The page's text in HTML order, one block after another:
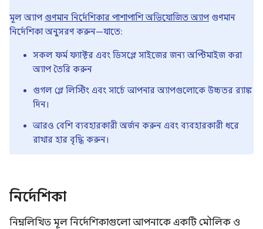
মূল অ্যাপ গুণমান নির্দেশিকার পাশাপাশি অভিযোজিত অ্যাপগুণমান
নির্দেশিকা অনুসরণ করুন—যাতে:
সকল ফর্ম ফ্যাক্টর এবং ডিসপ্লে সাইজের জন্য অপ্টিমাইজ করা
অ্যাপ তৈরি করুন
গুগল প্লে লিস্টিং এবং সার্চে আপনার অ্যাপগুলোকে উচ্চতর র‍্যাঙ্ক
দিন।
আরও বেশি ব্যবহারকারী অর্জন করুন এবং ব্যবহারকারী ধরে
রাখার হার বৃদ্ধি করুন।
নির্দেশিকা
নিম্নলিখিত মূল নির্দেশিকাগুলো আপনাকে একটি মৌলিক ও